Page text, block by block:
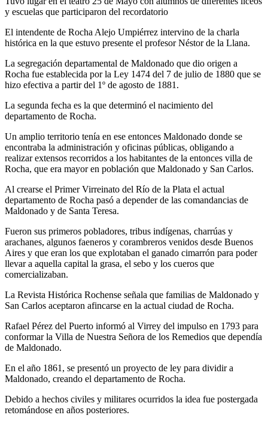
y escuelas que participaron del recordatorio
El intendente de Rocha Alejo Umpiérrez intervino de la charla
histórica en la que estuvo presente el profesor Néstor de la Llana.
La segregación departamental de Maldonado que dio origen a
Rocha fue establecida por la Ley 1474 del 7 de julio de 1880 que se
hizo efectiva a partir del 1º de agosto de 1881.
La segunda fecha es la que determinó el nacimiento del
departamento de Rocha.
Un amplio territorio tenía en ese entonces Maldonado donde se
encontraba la administración y oficinas públicas, obligando a
realizar extensos recorridos a los habitantes de la entonces villa de
Rocha, que era mayor en población que Maldonado y San Carlos.
Al crearse el Primer Virreinato del Río de la Plata el actual
departamento de Rocha pasó a depender de las comandancias de
Maldonado y de Santa Teresa.
Fueron sus primeros pobladores, tribus indígenas, charrúas y
arachanes, algunos faeneros y corambreros venidos desde Buenos
Aires y que eran los que explotaban el ganado cimarrón para poder
llevar a aquella capital la grasa, el sebo y los cueros que
comercializaban.
La Revista Histórica Rochense señala que familias de Maldonado y
San Carlos aceptaron afincarse en la actual ciudad de Rocha.
Rafael Pérez del Puerto informó al Virrey del impulso en 1793 para
conformar la Villa de Nuestra Señora de los Remedios que dependía
de Maldonado.
En el año 1861, se presentó un proyecto de ley para dividir a
Maldonado, creando el departamento de Rocha.
Debido a hechos civiles y militares ocurridos la idea fue postergada
retomándose en años posteriores.